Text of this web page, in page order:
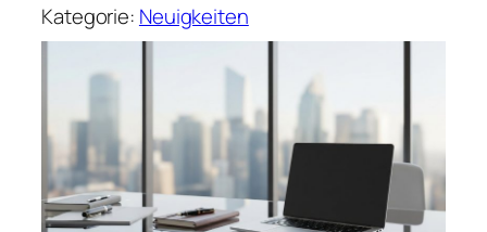
Kategorie: Neuigkeiten